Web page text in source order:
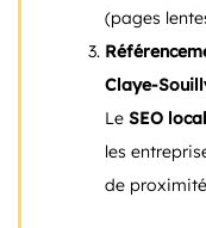
(pages
Claye-
Le SEO local
les
de